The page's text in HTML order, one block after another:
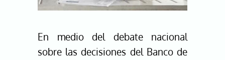
En medio del debate nacional
sobre las decisiones del Banco de